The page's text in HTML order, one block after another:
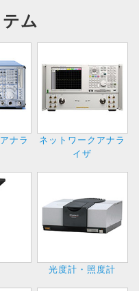
ム
ナラ
ネットワークアナラ
イザ
光度計・照度計